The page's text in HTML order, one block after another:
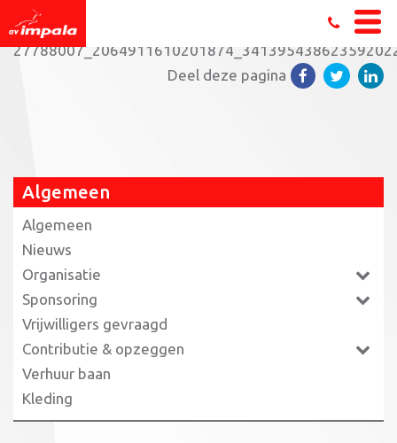
Home»Spaar jij ook sponsormunten bij Poiesz?»
Deel deze pagina
Algemeen
Algemeen
Nieuws
Organisatie
Sponsoring
Vrijwilligers gevraagd
Contributie & opzeggen
Verhuur baan
Kleding